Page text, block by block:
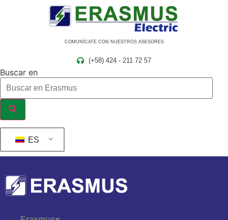
COMUNÍCATE CON NUESTROS ASESORES
(+58) 424 - 211 72 57
Buscar en
ES